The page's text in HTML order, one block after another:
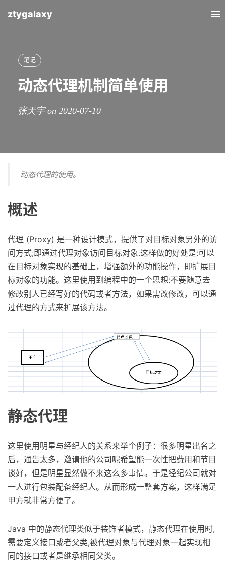
笔记
动态代理机制简单使用
张天宇 on 2020-07-10
ztygalaxy
动态代理的使用。
概述
代理 (Proxy) 是一种设计模式，提供了对目标对象另外的访
问方式;即通过代理对象访问目标对象.这样做的好处是:可以
在目标对象实现的基础上，增强额外的功能操作，即扩展目
标对象的功能。这里使用到编程中的一个思想:不要随意去
修改别人已经写好的代码或者方法，如果需改修改，可以通
过代理的方式来扩展该方法。
静态代理
这里使用明星与经纪人的关系来举个例子：很多明星出名之
后，通告太多，邀请他的公司呢希望能一次性把费用和节目
谈好，但是明星显然做不来这么多事情。于是经纪公司就对
一人进行包装配备经纪人。从而形成一整套方案，这样满足
甲方就非常方便了。
Java 中的静态代理类似于装饰者模式，静态代理在使用时,
需要定义接口或者父类,被代理对象与代理对象一起实现相
同的接口或者是继承相同父类。